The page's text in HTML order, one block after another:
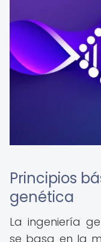
Principios
genética
La ingeniería
se basa en la